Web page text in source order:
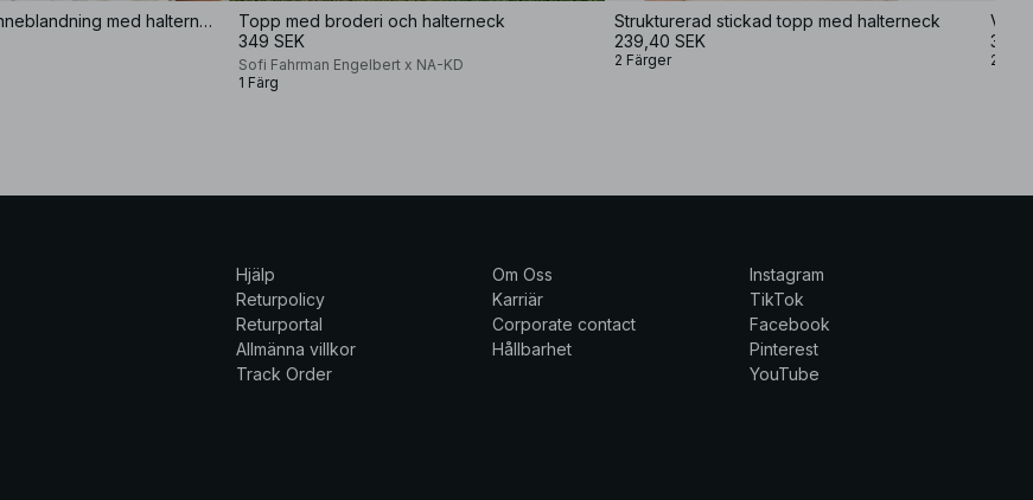
Plisserad topp i linneblandning med halterneck
Topp med broderi och halterneck
349 SEK
Sofi Fahrman Engelbert x NA-KD
1 Färg
Strukturerad stickad topp med halterneck
239,40 SEK
2 Färger
Vid
349
2
Hjälp
Returpolicy
Returportal
Allmänna villkor
Track Order
Om Oss
Karriär
Corporate contact
Hållbarhet
Instagram
TikTok
Facebook
Pinterest
YouTube